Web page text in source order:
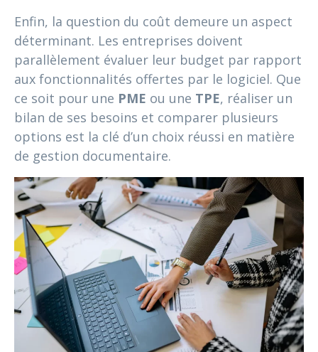
Enfin, la question du coût demeure un aspect
déterminant. Les entreprises doivent
parallèlement évaluer leur budget par rapport
aux fonctionnalités offertes par le logiciel. Que
ce soit pour une PME ou une TPE, réaliser un
bilan de ses besoins et comparer plusieurs
options est la clé d’un choix réussi en matière
de gestion documentaire.